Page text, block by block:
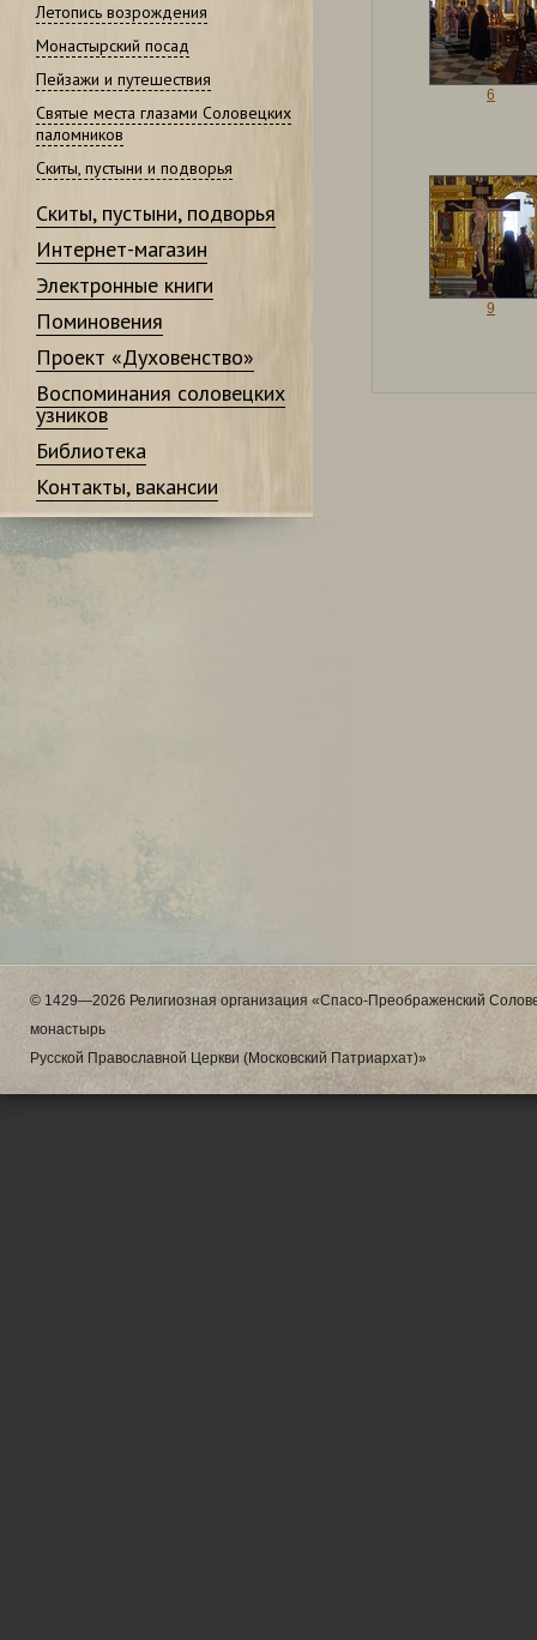
Летопись возрождения
Монастырский посад
Пейзажи и путешествия
Святые места глазами Соловецких
паломников
Скиты, пустыни и подворья
Скиты, пустыни, подворья
Интернет-магазин
Электронные книги
Поминовения
Проект «Духовенство»
Воспоминания соловецких
узников
Библиотека
Контакты, вакансии
6
9
© 1429—2026 Религиозная организация «Спасо-Преображенский
монастырь
Русской Православной Церкви (Московский Патриархат)»